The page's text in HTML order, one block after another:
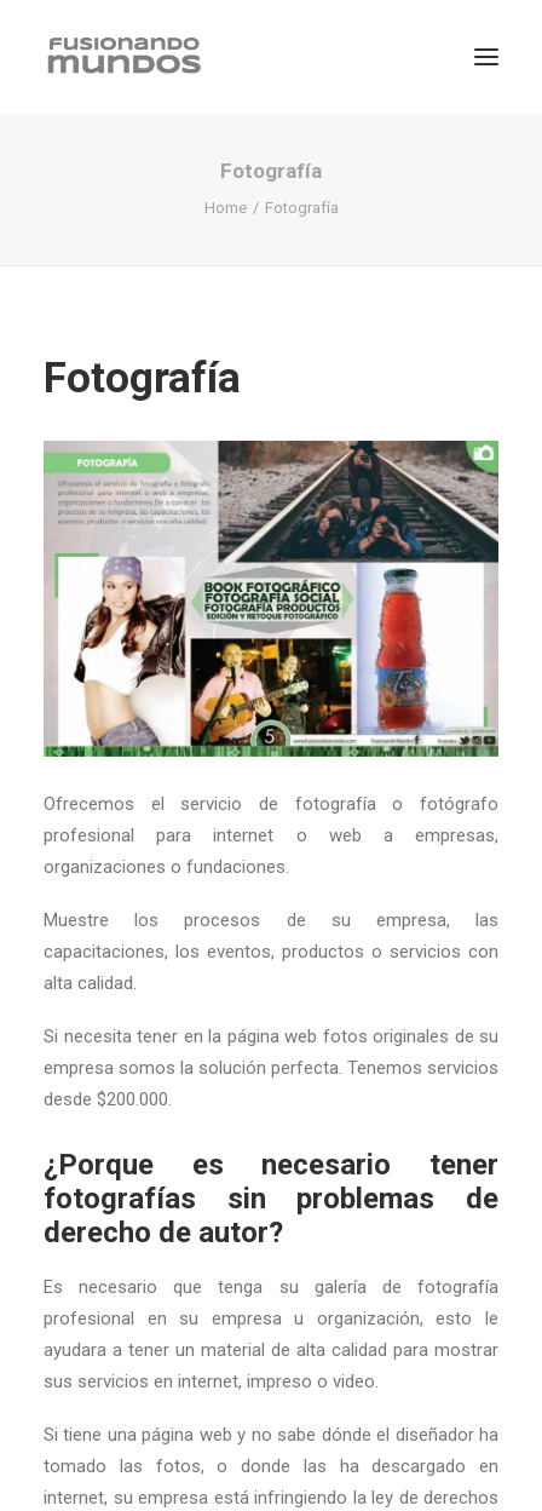
SEARCH
CART
Fotografía
Home Fotografía
Fotografía
Ofrecemos el servicio de fotografía o fotógrafo
profesional para internet o web a empresas,
organizaciones o fundaciones.
Muestre los procesos de su empresa, las
capacitaciones, los eventos, productos o servicios con
alta calidad.
Si necesita tener en la página web fotos originales de su
empresa somos la solución perfecta. Tenemos servicios
desde $200.000.
¿Porque es necesario tener
fotografías sin problemas de
derecho de autor?
Es necesario que tenga su galería de fotografía
profesional en su empresa u organización, esto le
ayudara a tener un material de alta calidad para mostrar
sus servicios en internet, impreso o video.
Si tiene una página web y no sabe dónde el diseñador ha
tomado las fotos, o donde las ha descargado en
internet, su empresa está infringiendo la ley de derechos